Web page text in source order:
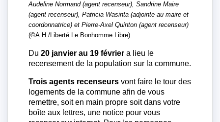
Audeline Normand (agent recenseur), Sandrine Maire
(agent recenseur), Patricia Wasinta (adjointe au maire et
coordonnatrice) et Pierre-Axel Quinton (agent recenseur)
(©A.H./Liberté Le Bonhomme Libre)
Du 20 janvier au 19 février a lieu le
recensement de la population sur la commune.
Trois agents recenseurs vont faire le tour des
logements de la commune afin de vous
remettre, soit en main propre soit dans votre
boîte aux lettres, une notice pour vous